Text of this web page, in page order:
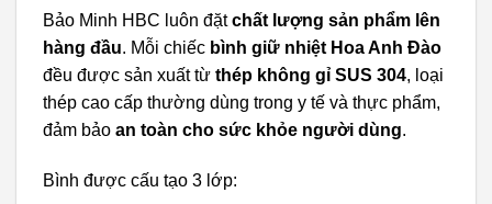
Bảo Minh HBC luôn đặtchất lượng sản phẩm lên
hàng đầu. Mỗi chiếc bình giữ nhiệt Hoa Anh Đào
đều được sản xuất từ thép không gỉ SUS 304, loại
thép cao cấp thường dùng trong y tế và thực phẩm,
đảm bảo an toàn cho sức khỏe người dùng.
Bình được cấu tạo 3 lớp: